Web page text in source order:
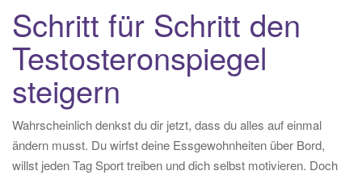
Schritt für Schritt den
Testosteronspiegel
steigern
Wahrscheinlich denkst du dir jetzt, dass du alles auf einmal
ändern musst. Du wirfst deine Essgewohnheiten über Bord,
willst jeden Tag Sport treiben und dich selbst motivieren. Doch